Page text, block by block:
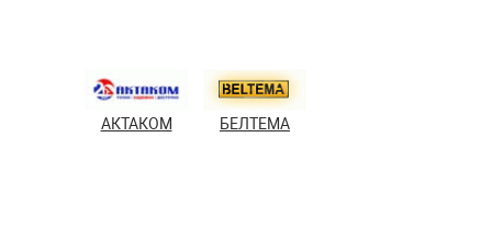
АКТАКОМ БЕЛТЕМА